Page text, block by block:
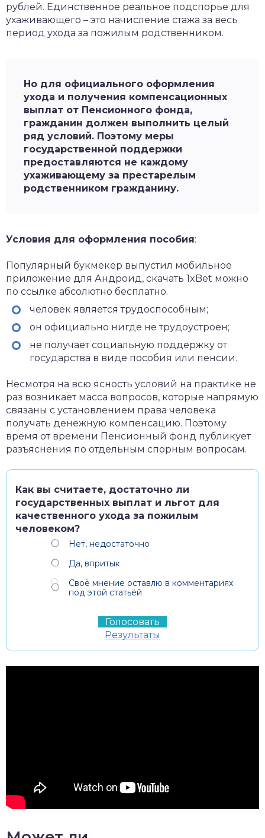
рублей. Единственное реальное подспорье для
ухаживающего – это начисление стажа за весь
период ухода за пожилым родственником.
Но для официального оформления
ухода и получения компенсационных
выплат от Пенсионного фонда,
гражданин должен выполнить целый
ряд условий. Поэтому меры
государственной поддержки
предоставляются не каждому
ухаживающему за престарелым
родственником гражданину.
Условия для оформления пособия:
Популярный букмекер выпустил мобильное
приложение для Андроид, скачать 1xBet можно
по ссылке абсолютно бесплатно.
человек является трудоспособным;
он официально нигде не трудоустроен;
не получает социальную поддержку от
государства в виде пособия или пенсии.
Несмотря на всю ясность условий на практике не
раз возникает масса вопросов, которые напрямую
связаны с установлением права человека
получать денежную компенсацию. Поэтому
время от времени Пенсионный фонд публикует
разъяснения по отдельным спорным вопросам.
Как вы считаете, достаточно ли
государственных выплат и льгот для
качественного ухода за пожилым
человеком?
Нет, недостаточно
Да, впритык
Своё мнение оставлю в комментариях
под этой статьёй
Результаты